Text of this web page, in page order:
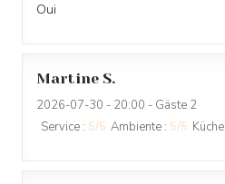
Oui
Martine S
2026-07-30 - 20:00 - Gäste 2
Service : 5/5 Ambiente : 5/5 Küche